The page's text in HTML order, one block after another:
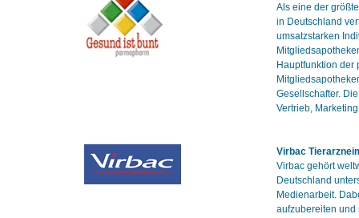
Als eine der
in Deutschland
umsatzstarken
Hauptfunktion der
Gesellschafter.
Vertrieb,
Virbac
Virbac gehört
Deutschland
Medienarbeit.
aufzubereiten und